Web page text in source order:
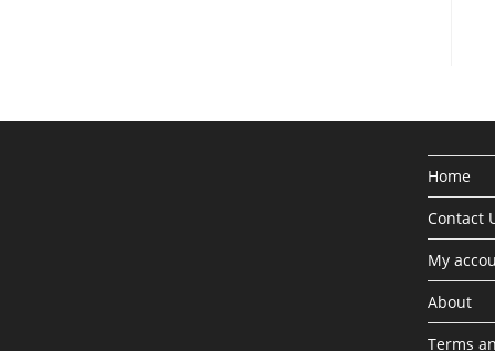
Home
Contact
My
About
Terms